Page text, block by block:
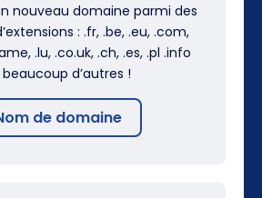
nouveau domaine parmi des
: .fr, .be, .eu, .com,
.lu, .co.uk, .ch, .es, .pl .info
d’autres !
de domaine